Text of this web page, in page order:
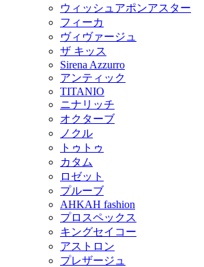
ウィッシュアポンアスター
フィーカ
ヴィヴァージュ
ザ キッス
Sirena Azzurro
アンティック
TITANIO
ニナリッチ
オクターブ
ノクル
トゥトゥ
カタム
ロゼット
プルーブ
AHKAH fashion
プロスペックス
キングセイコー
アストロン
プレザージュ